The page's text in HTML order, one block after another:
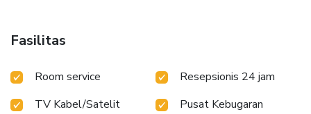
Fasilitas
Room service
Resepsionis 24 jam
TV Kabel/Satelit
Pusat Kebugaran